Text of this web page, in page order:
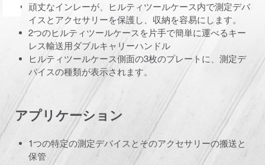
頑丈なインレーが、ヒルティツールケース内で測定デバ
イスとアクセサリーを保護し、収納を容易にします。
2つのヒルティツールケースを片手で簡単に運べるキー
レス輸送用ダブルキャリーハンドル
ヒルティツールケース側面の3枚のプレートに、測定デ
バイスの種類が表示されます。
アプリケーション
1つの特定の測定デバイスとそのアクセサリーの搬送と
保管